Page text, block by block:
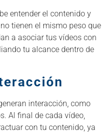
entender el contenido y
tienen el mismo peso que
a asociar tus vídeos con
tu alcance dentro de
interacción, como
Al final de cada vídeo,
con tu contenido, ya